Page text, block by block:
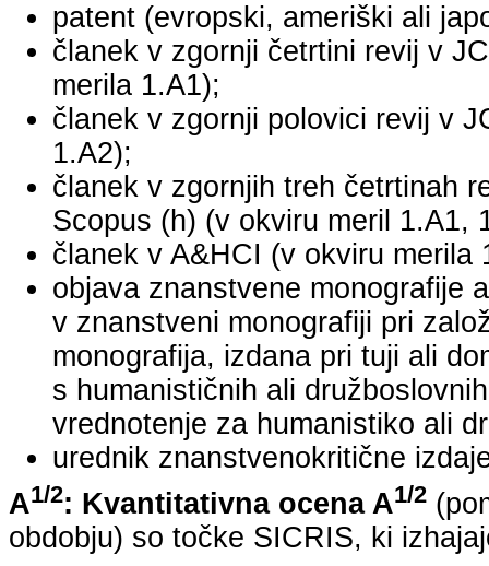
patent (evropski, ameriški ali
članek v zgornji četrtini revij v
merila 1.A1);
članek v zgornji polovici revij v
1.A2);
članek v zgornjih treh četrtinah
Scopus (h) (v okviru meril 1.A1,
članek v A&HCI (v okviru merila
objava znanstvene monografije
v znanstveni monografiji pri
monografija, izdana pri tuji ali
s humanističnih ali
vrednotenje za humanistiko ali
urednik znanstvenokritične
A1/2: Kvantitativna ocena A1/2
obdobju) so točke SICRIS, ki